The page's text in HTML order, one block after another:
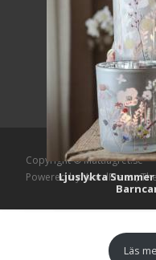
Ljuslykta
Läs
Copyright © Mattlagret.se
Powered by WordPress,